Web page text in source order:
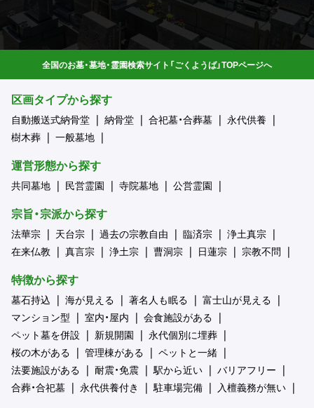
全国のお墓・墓地・霊園検索サイト「ごくようば」TOPページへ
区画タイプから探す
自動搬送式納骨堂 納骨堂 合祀墓・合葬墓
永代供養
樹木葬
一般墓地
運営形態から探す
共同墓地 民営霊園 寺院墓地 公営霊園
宗旨・宗派から探す
法華宗 天台宗 過去の宗教自由 臨済宗
浄土真宗
在来仏教
真言宗 浄土宗 曹洞宗 日蓮宗 宗教不問
特徴から探す
墓石持込 海が見える 著名人も眠る
富士山が見える
マンション型
室内・屋内
会食施設がある
ペット墓を併設
新規開園
永代個別に埋葬
桜の木がある
管理棟がある
ペットと一緒
法要施設がある
耐震・免震 駅から近い
バリアフリー
合葬・合祀墓
永代供養付き 駐車場完備 入檀義務が無い